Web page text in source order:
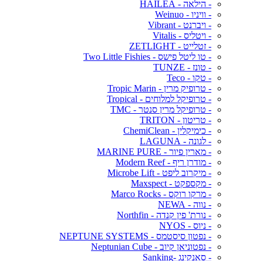
- הילאה - HAILEA
- וויניו - Weinuo
- ויברנט - Vibrant
- ויטליס - Vitalis
- זטלייט - ZETLIGHT
- טו ליטל פישס - Two Little Fishies
- טונז - TUNZE
- טקו - Teco
- טרופיק מרין - Tropic Marin
- טרופיקל למלוחים - Tropical
- טרופיקל מרין סנטר - TMC
- טריטון - TRITON
- כימיקלין - ChemiClean
- לגונה - LAGUNA
- מארין פיור - MARINE PURE
- מודרן ריף - Modern Reef
- מיקרוב ליפט - Microbe Lift
- מקספקט - Maxspect
- מרקו רוקס - Marco Rocks
- נווה - NEWA
- נורת' פין קנדה - Northfin
- ניוס - NYOS
- נפטון סיסטמס - NEPTUNE SYSTEMS
- נפטוניאן קיוב - Neptunian Cube
- סאנקינג -Sanking